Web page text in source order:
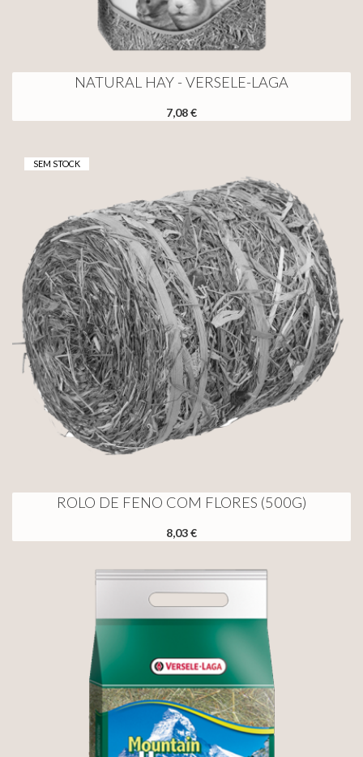
NATURAL HAY - VERSELE-LAGA
7,08 €
SEM STOCK
ROLO DE FENO COM FLORES (500G)
8,03 €